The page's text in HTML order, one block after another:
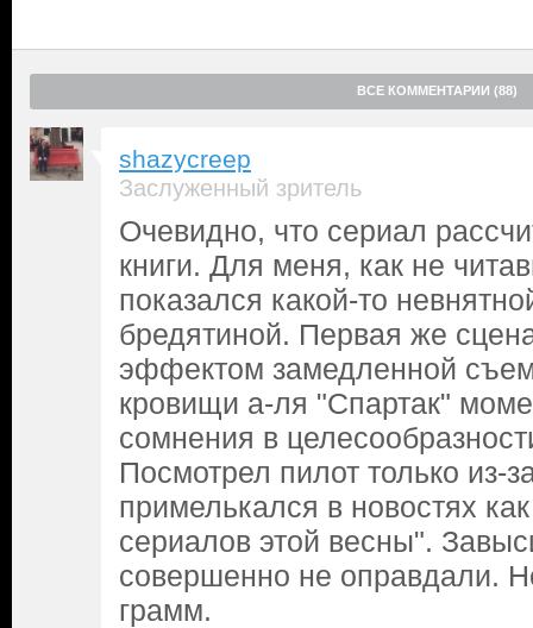
ВСЕ КОММЕНТАРИИ (88)
shazycreep
Заслуженный зритель
Очевидно, что сериал
книги. Для меня, как не
показался какой-то
бредятиной. Первая же
эффектом замедленной
кровищи а-ля "Спартак"
сомнения в
Посмотрел пилот только из-
примелькался в новостях
сериалов этой весны".
совершенно не оправдали.
грамм.